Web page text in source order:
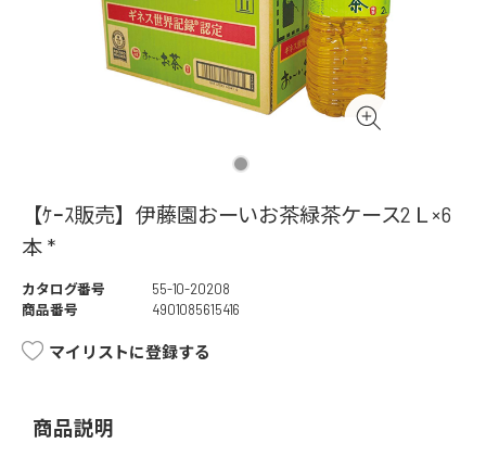
【ｹｰｽ販売】伊藤園おーいお茶緑茶ケース2Ｌ×6
本 *
カタログ番号
55-10-20208
商品番号
4901085615416
マイリストに登録する
商品説明